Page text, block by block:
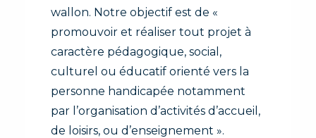
wallon. Notre objectif est de «
promouvoir et réaliser tout projet à
caractère pédagogique, social,
culturel ou éducatif orienté vers la
personne handicapée notamment
par l’organisation d’activités d’accueil,
de loisirs, ou d’enseignement ».